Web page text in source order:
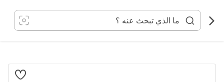
المحتوى
انتقل